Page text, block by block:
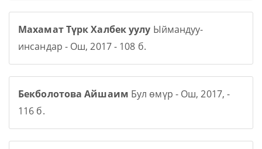
Махамат Түрк Халбек уулу Ыймандуу-
инсандар - Ош, 2017 - 108 б.
Бекболотова Айшаим Бул өмүр - Ош, 2017, -
116 б.